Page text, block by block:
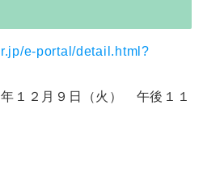
e-portal/detail.html?
１２月９日（火） 午後１１